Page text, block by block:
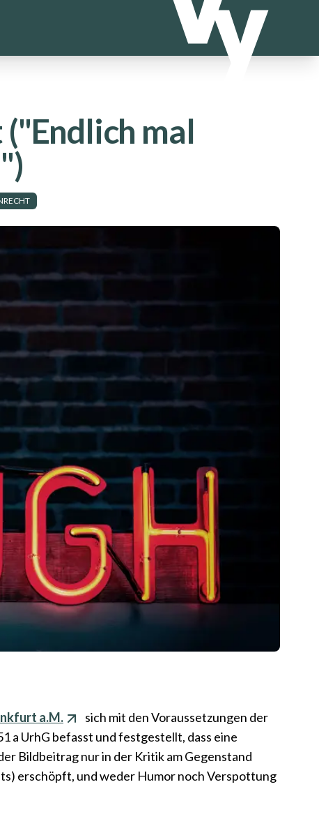
mal
a.M.
sich mit den Voraussetzungen der
a UrhG befasst und festgestellt, dass eine
Bildbeitrag nur in der Kritik am Gegenstand
erschöpft, und weder Humor noch Verspottung